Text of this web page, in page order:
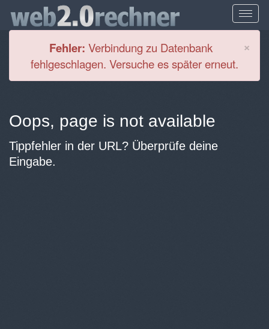
×
Fehler: Verbindung zu Datenbank
fehlgeschlagen. Versuche es später erneut.
Oops, page is not available
Tippfehler in der URL? Überprüfe deine
Eingabe.